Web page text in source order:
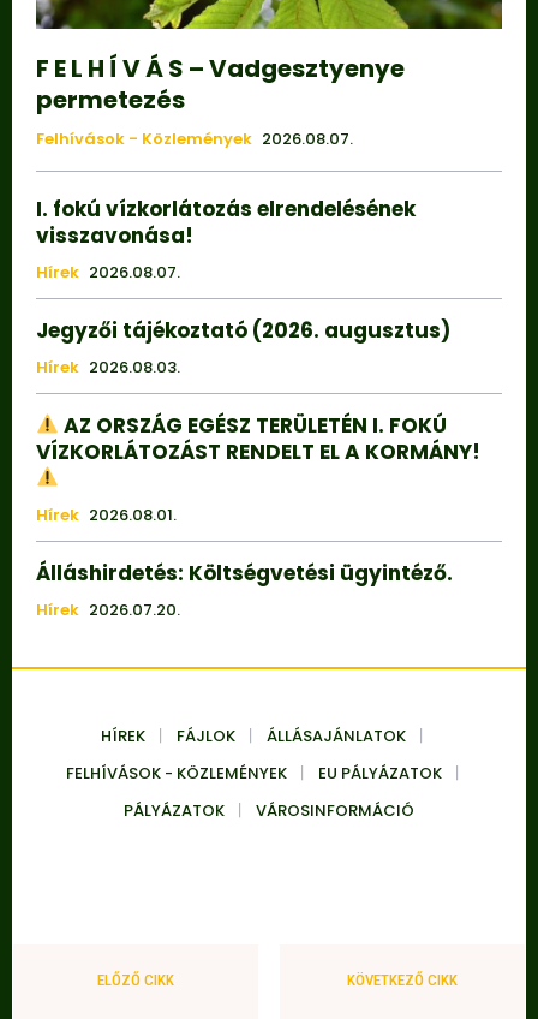
F E L H Í V Á S – Vadgesztyenye
permetezés
Felhívások - Közlemények 2026.08.07.
I. fokú vízkorlátozás elrendelésének
visszavonása!
Hírek 2026.08.07.
Jegyzői tájékoztató (2026. augusztus)
Hírek 2026.08.03.
AZ ORSZÁG EGÉSZ TERÜLETÉN I. FOKÚ
VÍZKORLÁTOZÁST RENDELT EL A KORMÁNY!
Hírek 2026.08.01.
Álláshirdetés: Költségvetési ügyintéző.
Hírek 2026.07.20.
HÍREK FÁJLOK
ÁLLÁSAJÁNLATOK
FELHÍVÁSOK - KÖZLEMÉNYEK
EU PÁLYÁZATOK
PÁLYÁZATOK
VÁROSINFORMÁCIÓ
ELŐZŐ CIKK KÖVETKEZŐ CIKK